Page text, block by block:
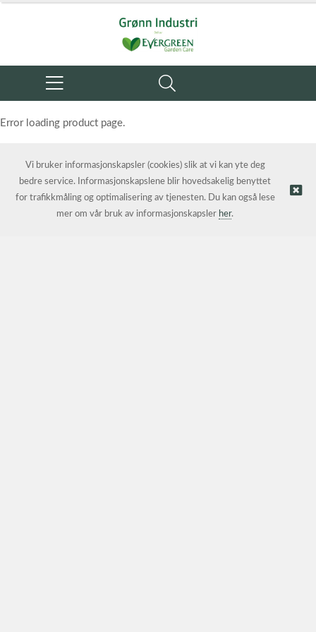
Error loading product page.
© Grønn Industri AS | Nettbutikk levert avKréatif AS
Vi bruker informasjonskapsler (cookies) slik at vi kan yte deg
bedre service. Informasjonskapslene blir hovedsakelig benyttet
for trafikkmåling og optimalisering av tjenesten. Du kan også lese
mer om vår bruk av informasjonskapsler her.